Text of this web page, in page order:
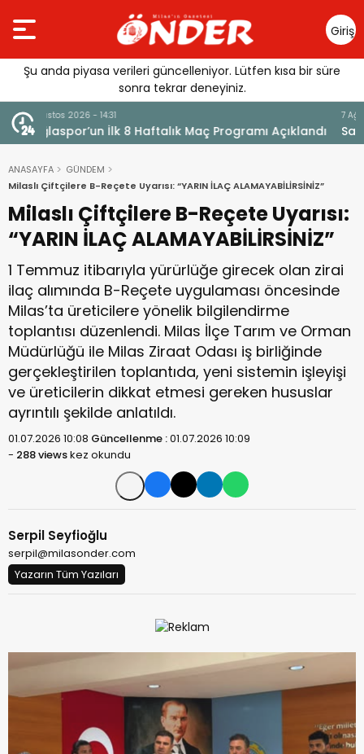
Giriş
Yap
Şu anda piyasa verileri güncelleniyor. Lütfen kısa bir süre
sonra tekrar deneyiniz.
7 Ağustos 2026 - 14:29
Saniye Özden Dualarla Son Yolculuğuna Uğurlandı
ANASAYFA
GÜNDEM
Milaslı Çiftçilere B-Reçete Uyarısı: “YARIN İLAÇ ALAMAYABİLİRSİNİZ”
Milaslı Çiftçilere B-Reçete Uyarısı:
“YARIN İLAÇ ALAMAYABİLİRSİNİZ”
1 Temmuz itibarıyla yürürlüğe girecek olan zirai
ilaç alımında B-Reçete uygulaması öncesinde
Milas’ta üreticilere yönelik bilgilendirme
toplantısı düzenlendi. Milas İlçe Tarım ve Orman
Müdürlüğü ile Milas Ziraat Odası iş birliğinde
gerçekleştirilen toplantıda, yeni sistemin işleyişi
ve üreticilerin dikkat etmesi gereken hususlar
ayrıntılı şekilde anlatıldı.
01.07.2026 10:08 Güncellenme :01.07.2026 10:09
- 288 viewskez okundu
Serpil Seyfioğlu
serpil@milasonder.com
Yazarın Tüm Yazıları